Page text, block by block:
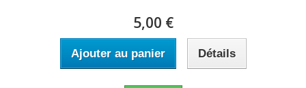
5,00 €
Ajouter au panier Détails